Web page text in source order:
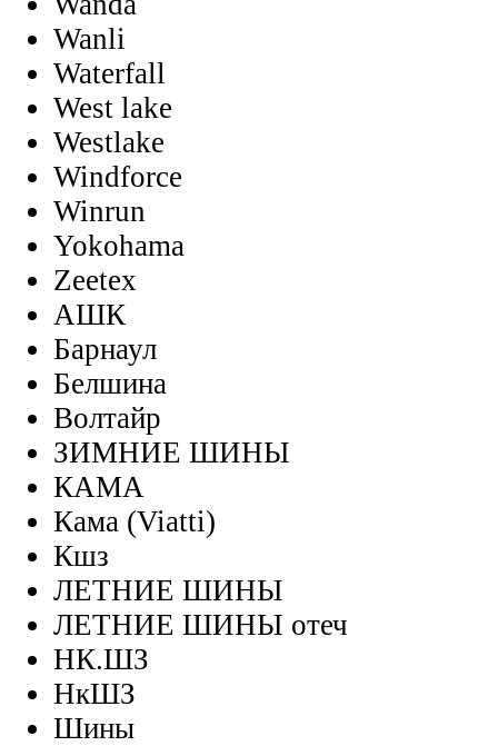
Wanli
Waterfall
West lake
Westlake
Windforce
Winrun
Yokohama
Zeetex
АШК
Барнаул
Белшина
Волтайр
ЗИМНИЕ ШИНЫ
КАМА
Кама (Viatti)
Кшз
ЛЕТНИЕ ШИНЫ
ЛЕТНИЕ ШИНЫ отеч
НК.ШЗ
НкШЗ
Шины